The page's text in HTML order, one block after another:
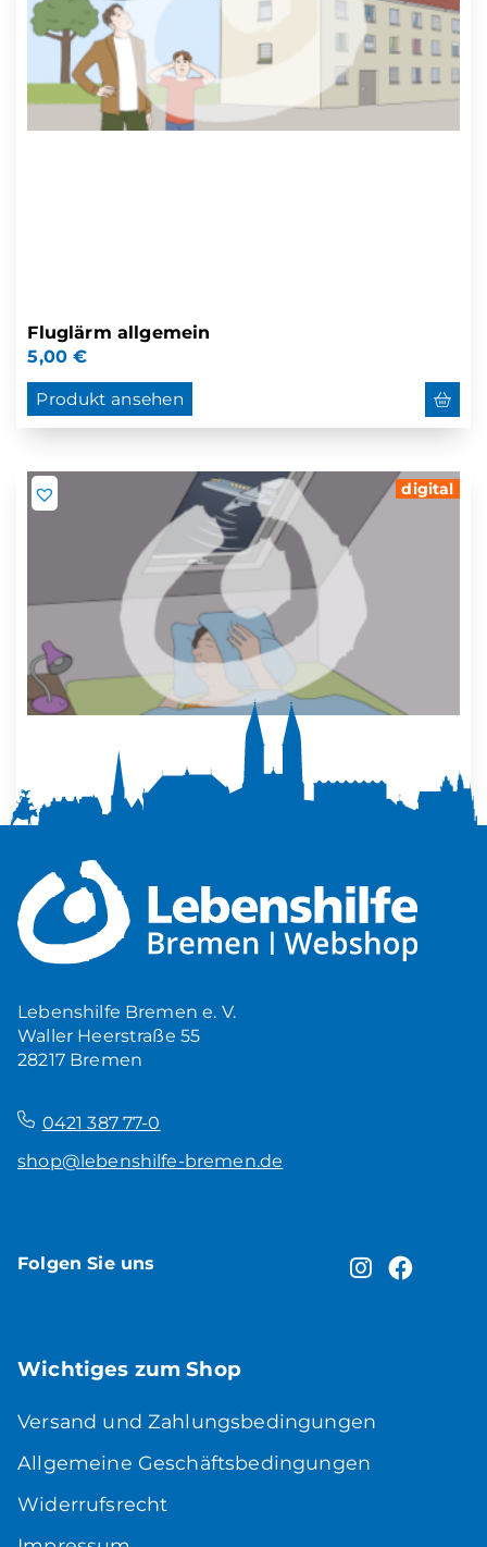
Fluglärm allgemein
5,00€
Produkt ansehen
digital
Mehr Ruhe zuhause
5,00€
Lebenshilfe Bremen e. V.
Waller Heerstraße 55
28217 Bremen
0421 387 77-0
shop@lebenshilfe-bremen.de
Folgen Sie uns
Wichtiges zum Shop
Versand und Zahlungsbedingungen
Allgemeine Geschäftsbedingungen
Widerrufsrecht